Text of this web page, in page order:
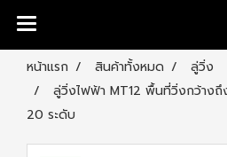
หน้าแรก สินค้าทั้งหมด
ลู่วิ่ง
ลู่วิ่งไฟฟ้า MT12 พื้นที่วิ่งกว้างถึ
20 ระดับ